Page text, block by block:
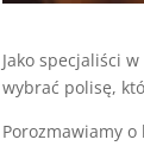
Jako specjaliści
wybrać polisę,
Porozmawiamy o